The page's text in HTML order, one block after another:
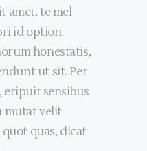
amet, te mel
id option
honestatis,
ut sit. Per
eripuit sensibus
mutat velit
quot quas, dicat